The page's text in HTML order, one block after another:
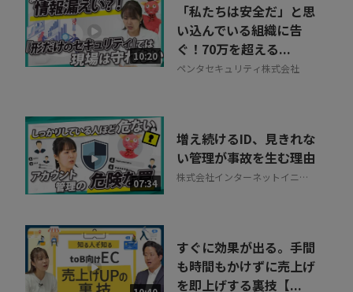
10:20
「私たちは安全だ」と思
い込んでいる組織に告
ぐ！70万を超える...
ペンタセキュリティ株式会社
07:34
増え続けるID、見きれな
い管理が事故を生む理由
株式会社インターネットイニシ
すぐに効果が出る。手間
も時間もかけずに売上げ
を即上げする裏技【...